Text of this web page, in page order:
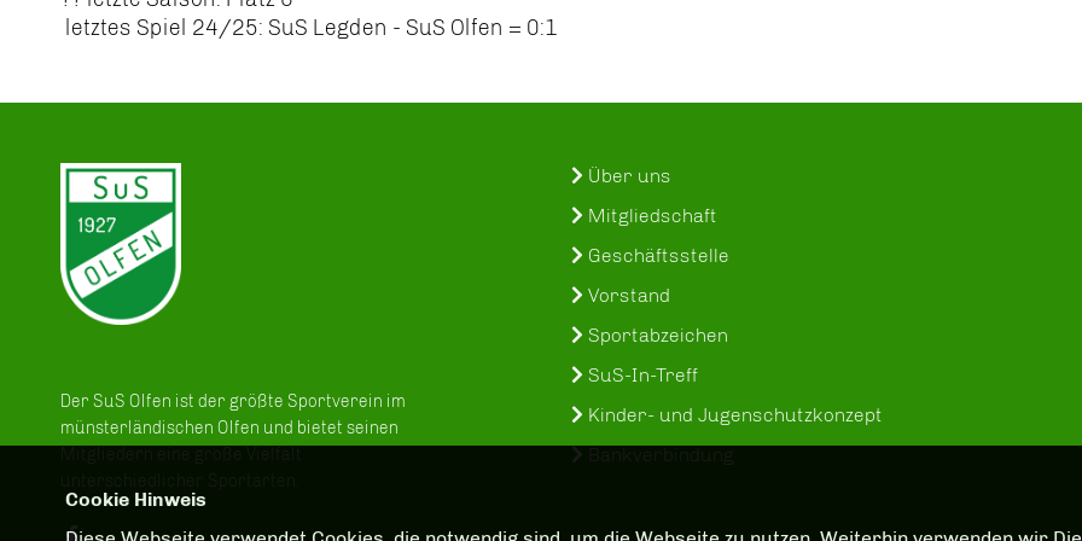
letztes Spiel 24/25: SuS Legden - SuS Olfen = 0:1
Der SuS Olfen ist der größte Sportverein im
münsterländischen Olfen und bietet seinen
Mitgliedern eine große Vielfalt
Über uns
Mitgliedschaft
Geschäftsstelle
Vorstand
Sportabzeichen
SuS-In-Treff
Kinder- und Jugenschutzkonzept
Cookie Hinweis